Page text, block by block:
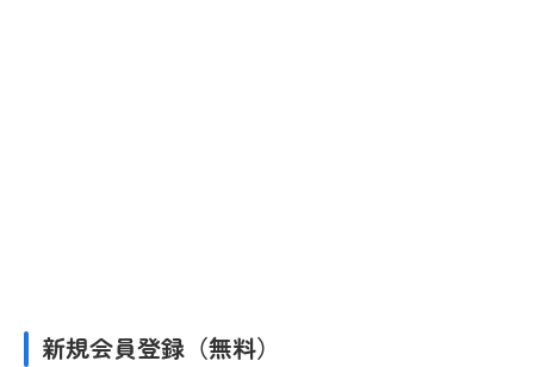
新規会員登録（無料）